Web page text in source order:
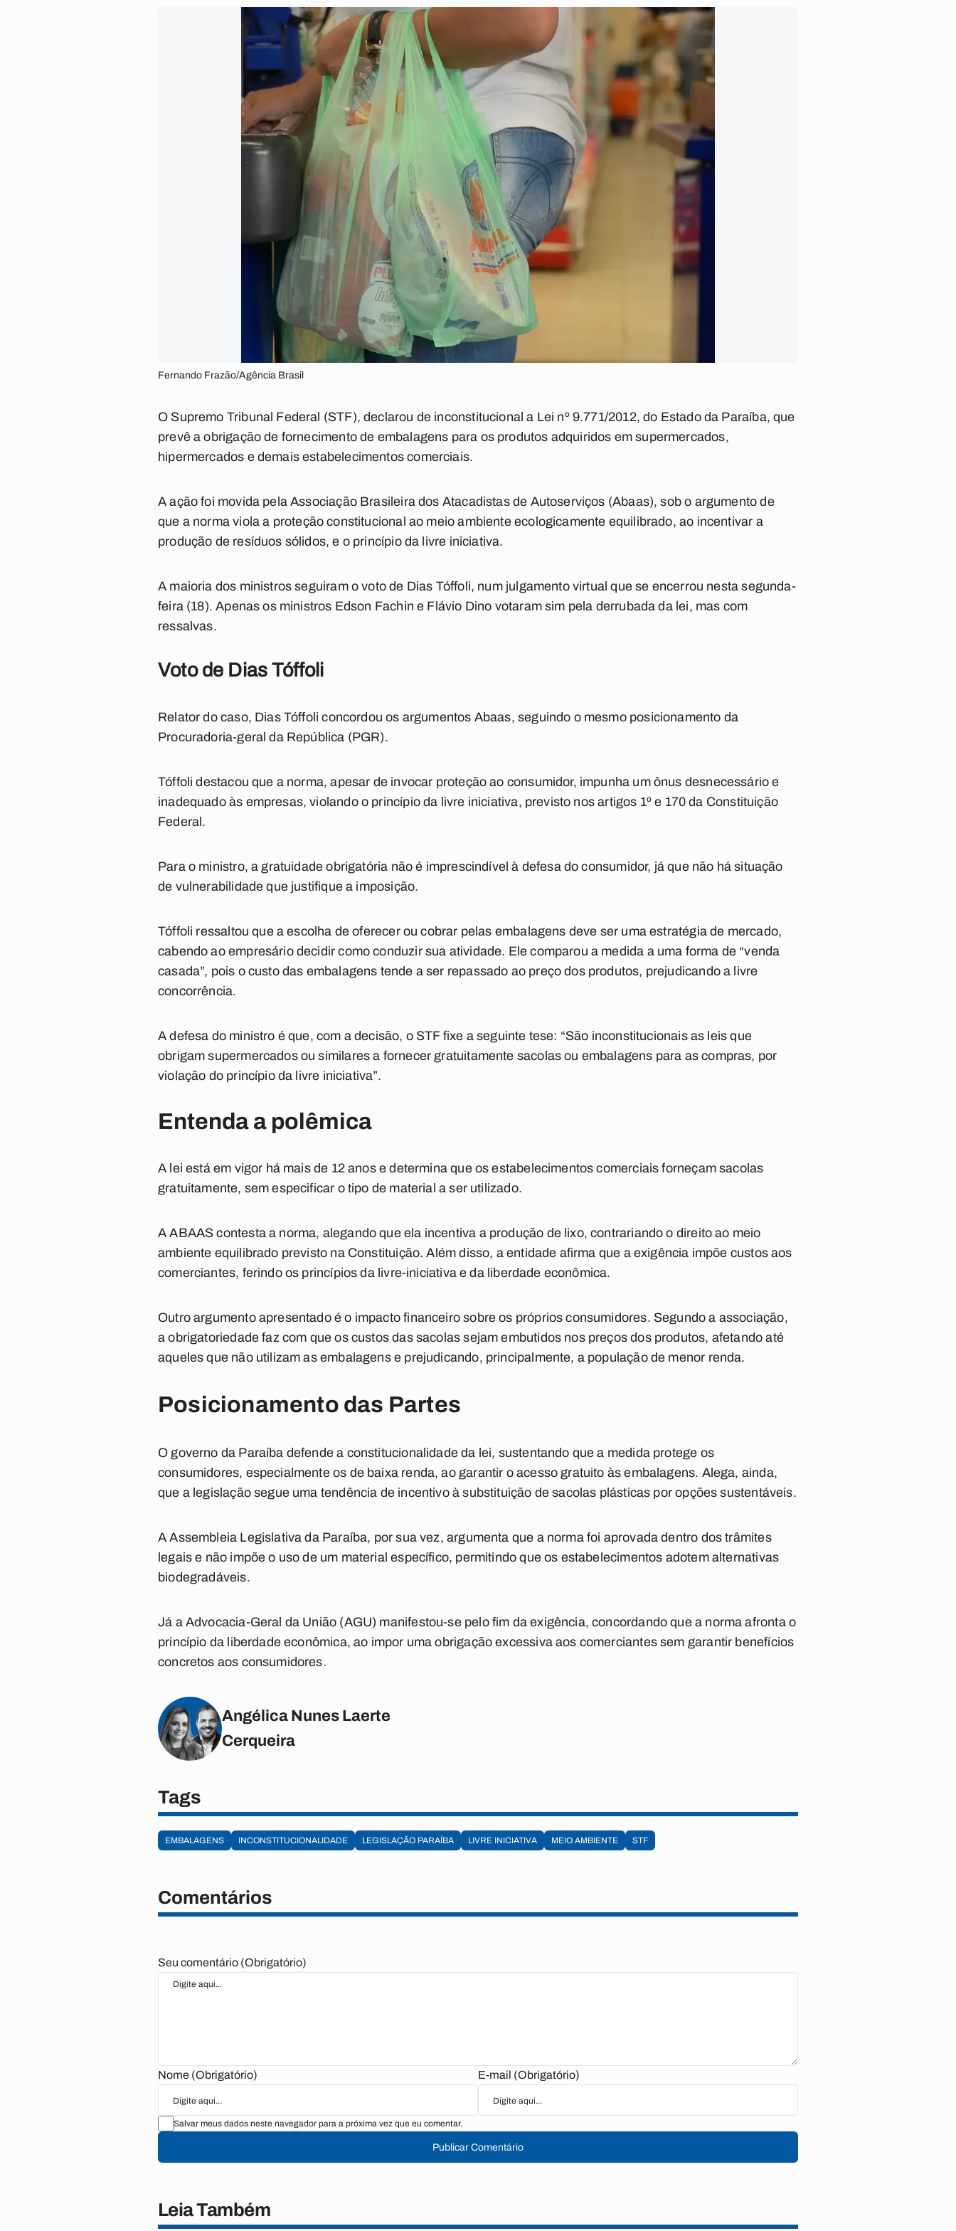
Fernando Frazão/Agência Brasil
O Supremo Tribunal Federal (STF), declarou de inconstitucional a Lei nº 9.771/2012, do Estado da Paraíba, que
prevê a obrigação de fornecimento de embalagens para os produtos adquiridos em supermercados,
hipermercados e demais estabelecimentos comerciais.
A ação foi movida pela Associação Brasileira dos Atacadistas de Autoserviços (Abaas), sob o argumento de
que a norma viola a proteção constitucional ao meio ambiente ecologicamente equilibrado, ao incentivar a
produção de resíduos sólidos, e o princípio da livre iniciativa.
A maioria dos ministros seguiram o voto de Dias Tóffoli, num julgamento virtual que se encerrou nesta segunda-
feira (18). Apenas os ministros Edson Fachin e Flávio Dino votaram sim pela derrubada da lei, mas com
ressalvas.
Voto de Dias Tóffoli
Relator do caso, Dias Tóffoli concordou os argumentos Abaas, seguindo o mesmo posicionamento da
Procuradoria-geral da República (PGR).
Tóffoli destacou que a norma, apesar de invocar proteção ao consumidor, impunha um ônus desnecessário e
inadequado às empresas, violando o princípio da livre iniciativa, previsto nos artigos 1º e 170 da Constituição
Federal.
Para o ministro, a gratuidade obrigatória não é imprescindível à defesa do consumidor, já que não há situação
de vulnerabilidade que justifique a imposição.
Tóffoli ressaltou que a escolha de oferecer ou cobrar pelas embalagens deve ser uma estratégia de mercado,
cabendo ao empresário decidir como conduzir sua atividade. Ele comparou a medida a uma forma de “venda
casada”, pois o custo das embalagens tende a ser repassado ao preço dos produtos, prejudicando a livre
concorrência.
A defesa do ministro é que, com a decisão, o STF fixe a seguinte tese: “São inconstitucionais as leis que
obrigam supermercados ou similares a fornecer gratuitamente sacolas ou embalagens para as compras, por
violação do princípio da livre iniciativa”.
Entenda a polêmica
A lei está em vigor há mais de 12 anos e determina que os estabelecimentos comerciais forneçam sacolas
gratuitamente, sem especificar o tipo de material a ser utilizado.
A ABAAS contesta a norma, alegando que ela incentiva a produção de lixo, contrariando o direito ao meio
ambiente equilibrado previsto na Constituição. Além disso, a entidade afirma que a exigência impõe custos aos
comerciantes, ferindo os princípios da livre-iniciativa e da liberdade econômica.
Outro argumento apresentado é o impacto financeiro sobre os próprios consumidores. Segundo a associação,
a obrigatoriedade faz com que os custos das sacolas sejam embutidos nos preços dos produtos, afetando até
aqueles que não utilizam as embalagens e prejudicando, principalmente, a população de menor renda.
Posicionamento das Partes
O governo da Paraíba defende a constitucionalidade da lei, sustentando que a medida protege os
consumidores, especialmente os de baixa renda, ao garantir o acesso gratuito às embalagens. Alega, ainda,
que a legislação segue uma tendência de incentivo à substituição de sacolas plásticas por opções sustentáveis.
A Assembleia Legislativa da Paraíba, por sua vez, argumenta que a norma foi aprovada dentro dos trâmites
legais e não impõe o uso de um material específico, permitindo que os estabelecimentos adotem alternativas
biodegradáveis.
Já a Advocacia-Geral da União (AGU) manifestou-se pelo fim da exigência, concordando que a norma afronta o
princípio da liberdade econômica, ao impor uma obrigação excessiva aos comerciantes sem garantir benefícios
concretos aos consumidores.
Angélica Nunes Laerte
Cerqueira
Tags
EMBALAGENS INCONSTITUCIONALIDADE LEGISLAÇÃO PARAÍBA LIVRE INICIATIVA MEIO AMBIENTE STF
Comentários
Seu comentário (Obrigatório)
Nome (Obrigatório) E-mail (Obrigatório)
Salvar meus dados neste navegador para a próxima vez que eu comentar.
Publicar Comentário
Leia Também